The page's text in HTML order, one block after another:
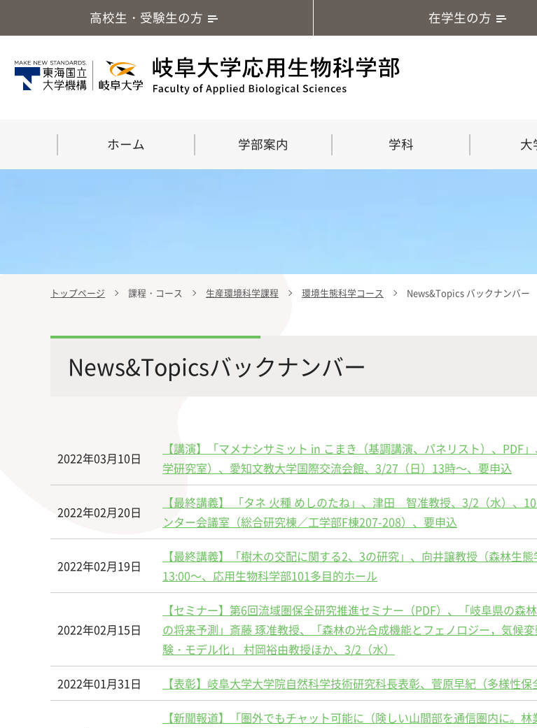
高校生・受験生の方 在学生の方
ホーム 学部案内
学部案内
学部・大学院の教育ビジョン、
沿革及び入試情報について
「専門的能力の要素」「達成
水準」「評価方法」
学科
応用生命化学科
最先端の化学とバイオテクノロジー
を創造
食農生命科学科 生物圏
旧課程・コースはこちら 応用生命科学課程
大
大学院
修士課程・博士課程
留学・国際交流
トップページ 課程・コース 生産環境科学課程 環境生態科学コース News&Topics バックナンバー
News&Topicsバックナンバー
2022年03月10日
【講演】「マメナシサミット in こまき（基調講演、パネリスト）、PDF
学研究室）、愛知文教大学国際交流会館、3/27（日）13時～、要申込
2022年02月20日
【最終講義】 「タネ 火種 めしのたね」、津田 智准教授、3/2（水）、
ンター会議室（総合研究棟／工学部F棟207-208）、要申込
2022年02月19日
【最終講義】「樹木の交配に関する2、3の研究」、向井譲教授（森林生態
13:00～、応用生物科学部101多目的ホール
2022年02月15日
【セミナー】第6回流域圏保全研究推進セミナー（PDF）、「岐阜県の森
の将来予測」斎藤 琢准教授、「森林の光合成機能とフェノロジー，気候
験・モデル化」 村岡裕由教授ほか、3/2（水）
2022年01月31日 【表彰】岐阜大学大学院自然科学技術研究科長表彰、菅原早紀（多様性
【新聞報道】「圏外でもチャット可能に（険しい山間部を通信圏内に。